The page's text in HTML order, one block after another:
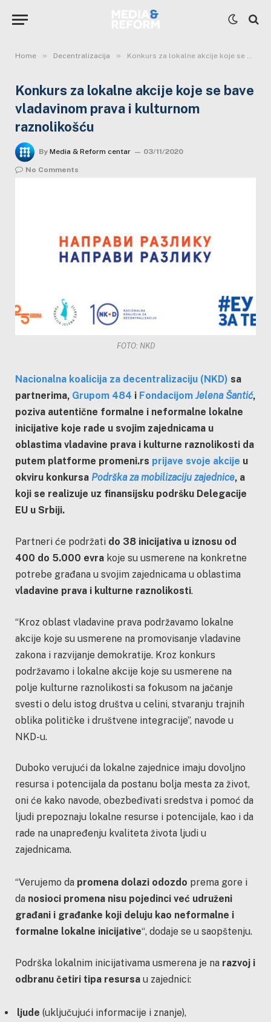
Home » Decentralizacija » Konkurs za lokalne akcije koje se bave vladavinom prava i kulturnom raznolikošću
Konkurs za lokalne akcije koje se bave
vladavinom prava i kulturnom
raznolikošću
By Media & Reform centar 03/11/2020
No Comments
FOTO: NKD
Nacionalna koalicija za decentralizaciju (NKD) sa
partnerima, Grupom 484 i Fondacijom Jelena Šantić,
poziva autentične formalne i neformalne lokalne
inicijative koje rade u svojim zajednicama u
oblastima vladavine prava i kulturne raznolikosti da
putem platforme promeni.rs prijave svoje akcije u
okviru konkursa Podrška za mobilizaciju zajednice, a
koji se realizuje uz finansijsku podršku Delegacije
EU u Srbiji.
Partneri će podržati do 38 inicijativa u iznosu od
400 do 5.000 evra koje su usmerene na konkretne
potrebe građana u svojim zajednicama u oblastima
vladavine prava i kulturne raznolikosti.
“Kroz oblast vladavine prava podržavamo lokalne
akcije koje su usmerene na promovisanje vladavine
zakona i razvijanje demokratije. Kroz konkurs
podržavamo i lokalne akcije koje su usmerene na
polje kulturne raznolikosti sa fokusom na jačanje
svesti o delu istog društva u celini, stvaranju trajnih
oblika političke i društvene integracije”, navode u
NKD-u.
Duboko verujući da lokalne zajednice imaju dovoljno
resursa i potencijala da postanu bolja mesta za život,
oni će kako navode, obezbeđivati sredstva i pomoć da
ljudi prepoznaju lokalne resurse i potencijale, kao i da
rade na unapređenju kvaliteta života ljudi u
zajednicama.
“Verujemo da promena dolazi odozdo prema gore i
da nosioci promena nisu pojedinci već udruženi
građani i građanke koji deluju kao neformalne i
formalne lokalne inicijative“, dodaje se u saopštenju.
Podrška lokalnim inicijativama usmerena je na razvoj i
odbranu četiri tipa resursa u zajednici:
ljude (uključujući informacije i znanje),